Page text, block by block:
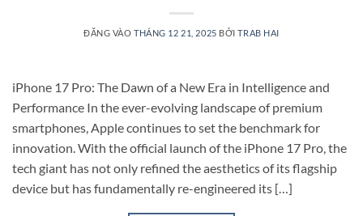
ĐĂNG VÀOTHÁNG 12 21, 2025 BỞITRAB HAI
iPhone 17 Pro: The Dawn of a New Era in Intelligence and
Performance In the ever-evolving landscape of premium
smartphones, Apple continues to set the benchmark for
innovation. With the official launch of the iPhone 17 Pro, the
tech giant has not only refined the aesthetics of its flagship
device but has fundamentally re-engineered its […]